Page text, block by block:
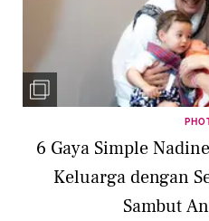
6 Gaya Simple
Keluarga dengan
Sambut